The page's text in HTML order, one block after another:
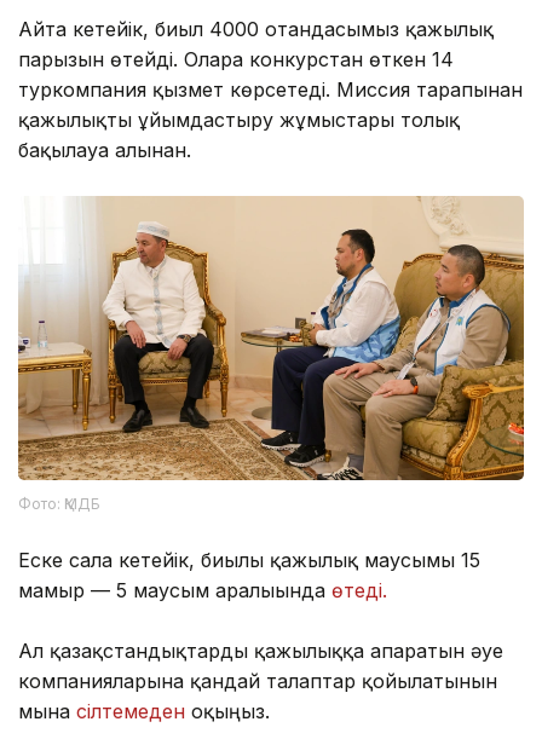
Айта кетейік, биыл 4000 отандасымыз қажылық
парызын өтейді. Оларға конкурстан өткен 14
туркомпания қызмет көрсетеді. Миссия тарапынан
қажылықты ұйымдастыру жұмыстары толық
бақылауға алынған.
Фото: ҚМДБ
Еске сала кетейік, биылғы қажылық маусымы 15
мамыр — 5 маусым аралығында өтеді.
Ал қазақстандықтарды қажылыққа апаратын әуе
компанияларына қандай талаптар қойылатынын
мына сілтемеден оқыңыз.